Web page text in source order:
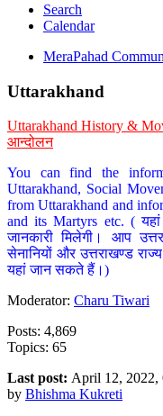
Search
Calendar
MeraPahad
Uttarakhand
Uttarakhand History &
आन्दोलन
You can find the
Uttarakhand, Social
from Uttarakhand and
and its Martyrs etc. (
जानकारी मिलेगी। आप
सेनानियों और उत्तराखण्ड
यहां जान सकते हैं।)
Moderator: Charu Tiwari
Posts: 4,869
Topics: 65
Last post: April 12, 2022,
by Bhishma Kukreti